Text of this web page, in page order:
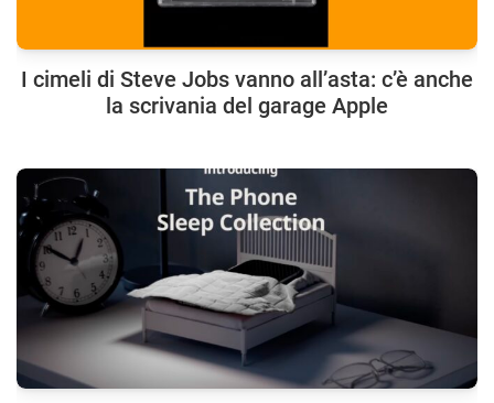
I cimeli di Steve Jobs vanno all’asta: c’è anche
la scrivania del garage Apple